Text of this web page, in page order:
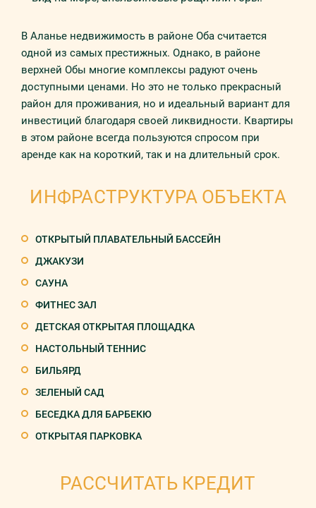
В Аланье недвижимость в районе Оба считается
одной из самых престижных. Однако, в районе
верхней Обы многие комплексы радуют очень
доступными ценами. Но это не только прекрасный
район для проживания, но и идеальный вариант для
инвестиций благодаря своей ликвидности. Квартиры
в этом районе всегда пользуются спросом при
аренде как на короткий, так и на длительный срок.
ИНФРАСТРУКТУРА ОБЪЕКТА
ОТКРЫТЫЙ ПЛАВАТЕЛЬНЫЙ БАССЕЙН
ДЖАКУЗИ
САУНА
ФИТНЕС ЗАЛ
ДЕТСКАЯ ОТКРЫТАЯ ПЛОЩАДКА
НАСТОЛЬНЫЙ ТЕННИС
БИЛЬЯРД
ЗЕЛЕНЫЙ САД
БЕСЕДКА ДЛЯ БАРБЕКЮ
ОТКРЫТАЯ ПАРКОВКА
РАССЧИТАТЬ КРЕДИТ